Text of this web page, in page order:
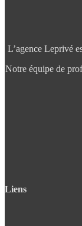
L’agence Leprivé
Notre équipe de
Liens